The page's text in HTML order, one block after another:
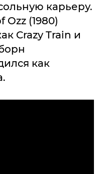
карьеру.
Ozz (1980)
Crazy Train и
как